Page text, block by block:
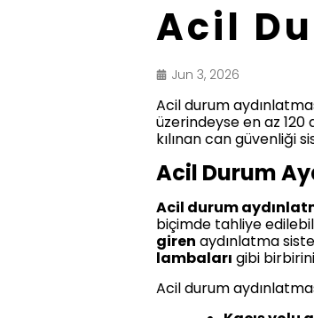
Acil
Jun 3, 2026
Acil durum
üzerindeyse en az 120
kılınan can güvenliği
Acil Durum
Acil durum
biçimde tahliye
giren aydınlatma
lambaları gibi
Acil durum